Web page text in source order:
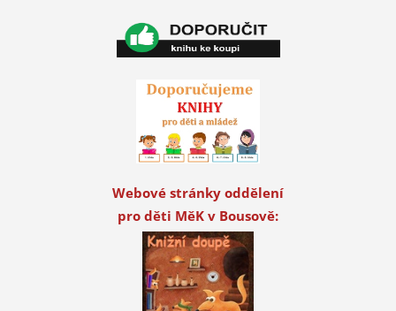
Webové stránky oddělení
pro děti MěK v Bousově: